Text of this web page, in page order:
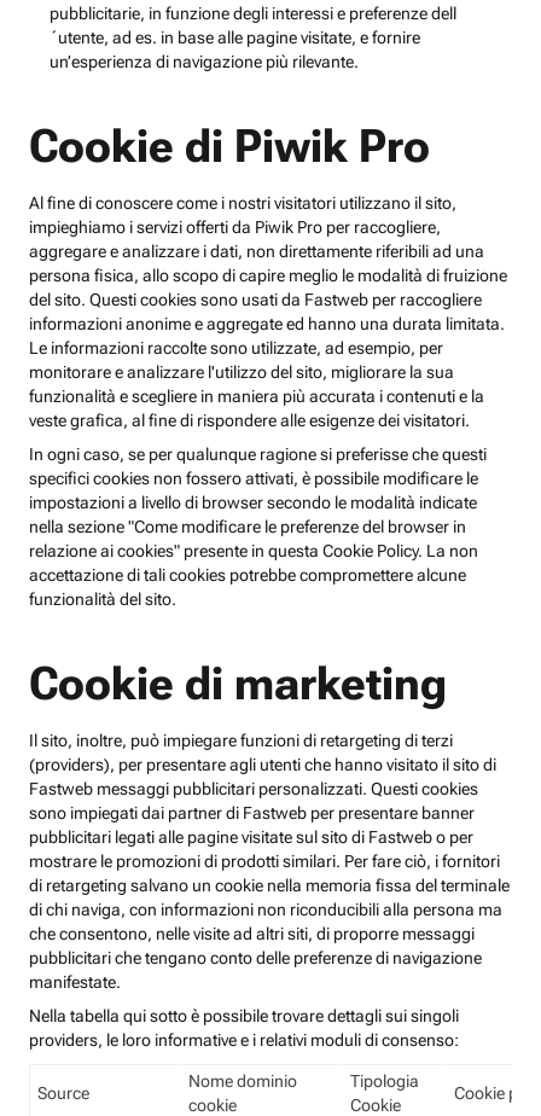
pubblicitarie, in funzione degli interessi e preferenze dell
´utente, ad es. in base alle pagine visitate, e fornire
un’esperienza di navigazione più rilevante.
Cookie di Piwik Pro
Al fine di conoscere come i nostri visitatori utilizzano il sito,
impieghiamo i servizi offerti da Piwik Pro per raccogliere,
aggregare e analizzare i dati, non direttamente riferibili ad una
persona fisica, allo scopo di capire meglio le modalità di fruizione
del sito. Questi cookies sono usati da Fastweb per raccogliere
informazioni anonime e aggregate ed hanno una durata limitata.
Le informazioni raccolte sono utilizzate, ad esempio, per
monitorare e analizzare l'utilizzo del sito, migliorare la sua
funzionalità e scegliere in maniera più accurata i contenuti e la
veste grafica, al fine di rispondere alle esigenze dei visitatori.
In ogni caso, se per qualunque ragione si preferisse che questi
specifici cookies non fossero attivati, è possibile modificare le
impostazioni a livello di browser secondo le modalità indicate
nella sezione "Come modificare le preferenze del browser in
relazione ai cookies" presente in questa Cookie Policy. La non
accettazione di tali cookies potrebbe compromettere alcune
funzionalità del sito.
Cookie di marketing
Il sito, inoltre, può impiegare funzioni di retargeting di terzi
(providers), per presentare agli utenti che hanno visitato il sito di
Fastweb messaggi pubblicitari personalizzati. Questi cookies
sono impiegati dai partner di Fastweb per presentare banner
pubblicitari legati alle pagine visitate sul sito di Fastweb o per
mostrare le promozioni di prodotti similari. Per fare ciò, i fornitori
di retargeting salvano un cookie nella memoria fissa del terminale
di chi naviga, con informazioni non riconducibili alla persona ma
che consentono, nelle visite ad altri siti, di proporre messaggi
pubblicitari che tengano conto delle preferenze di navigazione
manifestate.
Nella tabella qui sotto è possibile trovare dettagli sui singoli
providers, le loro informative e i relativi moduli di consenso:
Source
Nome dominio
cookie
Tipologia
Cookie
Cookie